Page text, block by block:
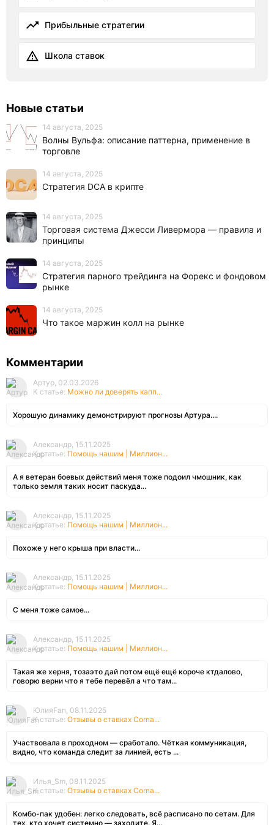
Прибыльные стратегии
Школа ставок
Новые статьи
14 августа, 2025
Волны Вульфа: описание паттерна, применение в
торговле
14 августа, 2025
Стратегия DCA в крипте
14 августа, 2025
Торговая система Джесси Ливермора — правила и
принципы
14 августа, 2025
Стратегия парного трейдинга на Форекс и фондовом
рынке
14 августа, 2025
Что такое маржин колл на рынке
Комментарии
Артур, 02.03.2026
К статье: Можно ли доверять капп...
Хорошую динамику демонстрируют прогнозы Артура....
Александр, 15.11.2025
К статье: Помощь нашим | Миллион...
А я ветеран боевых действий меня тоже подоил чмошник, как
только земля таких носит паскуда...
Александр, 15.11.2025
К статье: Помощь нашим | Миллион...
Похоже у него крыша при власти...
Александр, 15.11.2025
К статье: Помощь нашим | Миллион...
С меня тоже самое...
Александр, 15.11.2025
К статье: Помощь нашим | Миллион...
Такая же херня, тозаэто дай потом ещё ещё короче ктдалово,
говорю верни что я тебе перевёл а что там...
ЮлияFan, 08.11.2025
К статье: Отзывы о ставках Corna...
Участвовала в проходном — сработало. Чёткая коммуникация,
видно, что команда следит за линией, есть ...
Илья_Sm, 08.11.2025
К статье: Отзывы о ставках Corna...
Комбо-пак удобен: легко следовать, всё расписано по сетам. Для
тех, кто хочет системно — заходите. Я...